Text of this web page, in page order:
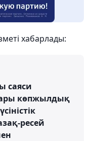
хабарлады:
саяси
көпжылдық
ресей